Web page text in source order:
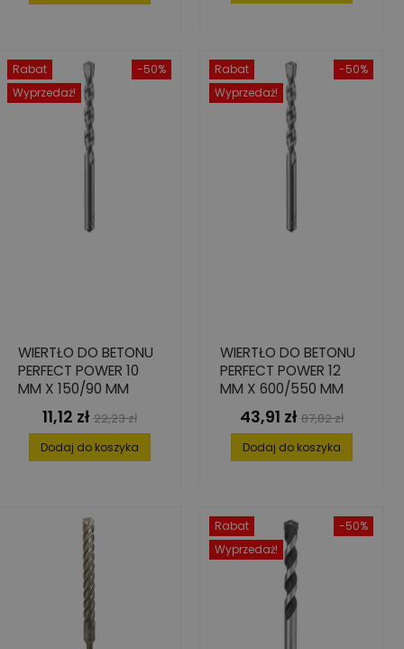
-50%
Rabat
Wyprzedaż!
WIERTŁO DO BETONU
PERFECT POWER 10
MM X 150/90 MM
Cena
11,12 zł Cena
podstawowa
22,23 zł
Dodaj do koszyka
-50%
Rabat
Wyprzedaż!
WIERTŁO DO BETONU
PERFECT POWER 12
MM X 600/550 MM
Cena
43,91 zł Cena
podstawowa
87,82 zł
Dodaj do koszyka
-50%
Rabat
Wyprzedaż!